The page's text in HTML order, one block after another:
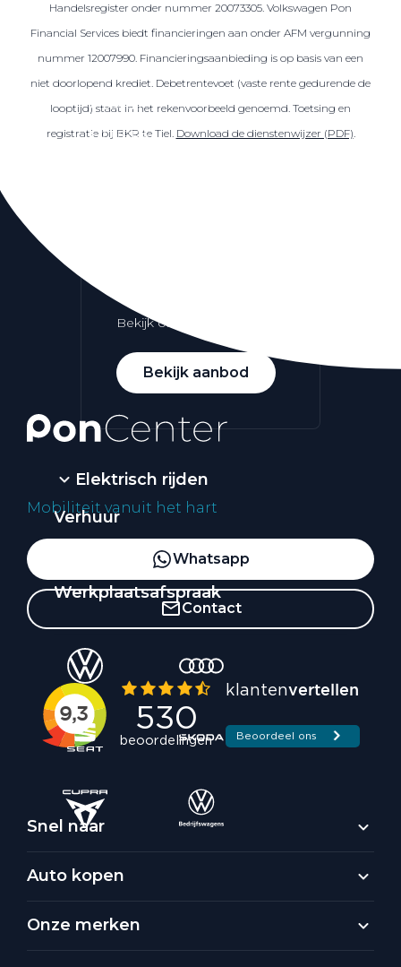
Aanbod elektrisch
Škoda
CUPRA
Bekijk ons aanbod
Bekijk aanbod
Elektrisch rijden
Verhuur
Vestigingen
Werkplaatsafspraak
Handelsregister onder nummer 20073305. Volkswagen Pon
Financial Services biedt financieringen aan onder AFM vergunning
nummer 12007990. Financieringsaanbieding is op basis van een
niet doorlopend krediet. Debetrentevoet (vaste rente gedurende de
looptijd) staat in het rekenvoorbeeld genoemd. Toetsing en
registratie bij BKR te Tiel. Download de dienstenwijzer (PDF).
Mobiliteit vanuit het hart
Whatsapp
Contact
Snel naar
Auto kopen
Onze merken